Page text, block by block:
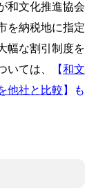
和文化推進協会
を納税地に指定
幅な割引制度を
いては、
【和文
他社と比較 】も